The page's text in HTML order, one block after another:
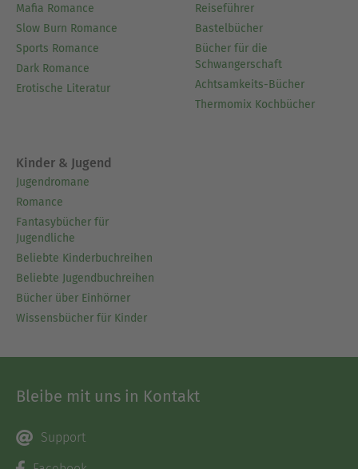
Mafia Romance
Slow Burn Romance
Sports Romance
Dark Romance
Erotische Literatur
Reiseführer
Bastelbücher
Bücher für die
Schwangerschaft
Achtsamkeits-Bücher
Thermomix Kochbücher
Kinder & Jugend
Jugendromane
Romance
Fantasybücher für
Jugendliche
Beliebte Kinderbuchreihen
Beliebte Jugendbuchreihen
Bücher über Einhörner
Wissensbücher für Kinder
Bleibe mit uns in Kontakt
Support